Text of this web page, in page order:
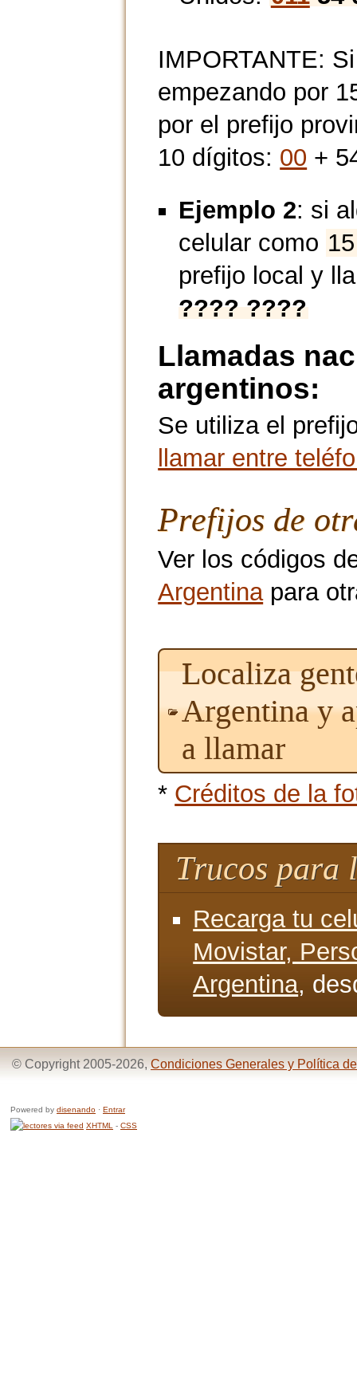
IMPORTANTE:
empezando por
por el prefijo
10 dígitos: 00 +
Ejemplo 2: si
celular como
prefijo local y
???? ????
Llamadas
argentinos:
Se utiliza el
llamar entre
Prefijos de
Ver los códigos
Argentinapara
Localiza
Argentina y
a llamar
* Créditos de la
Trucos para
Recarga tu
Movistar,
Argentina,
© Copyright 2005-2026, Condiciones Generales y Política
Powered by disenando · Entrar
XHTML - CSS